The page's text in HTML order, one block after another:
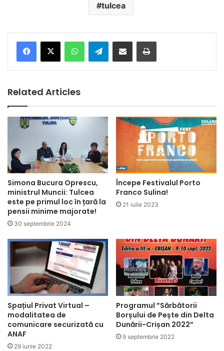
tulcea
Telegram
Related Articles
Simona Bucura Oprescu,
ministrul Muncii: Tulcea
este pe primul loc în țară la
pensii minime majorate!
30 septembrie 2024
Începe Festivalul Porto
Franco Sulina!
21 iulie 2023
Spațiul Privat Virtual –
modalitatea de
comunicare securizată cu
ANAF
29 iunie 2022
Programul ”Sărbătorii
Borșului de Pește din Delta
Dunării-Crișan 2022”
9 septembrie 2022